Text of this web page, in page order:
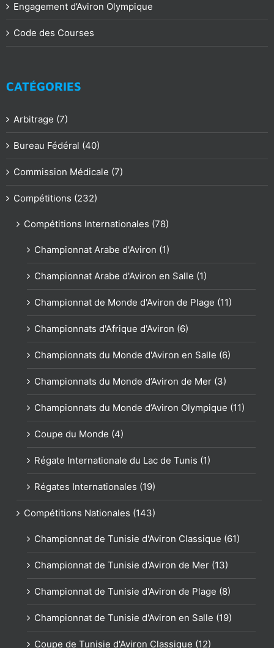
Engagement d’Aviron Olympique
Code des Courses
CATÉGORIES
Arbitrage (7)
Bureau Fédéral (40)
Commission Médicale (7)
Compétitions (232)
Compétitions Internationales (78)
Championnat Arabe d'Aviron (1)
Championnat Arabe d'Aviron en Salle (1)
Championnat de Monde d'Aviron de Plage (11)
Championnats d'Afrique d'Aviron (6)
Championnats du Monde d'Aviron en Salle (6)
Championnats du Monde d’Aviron de Mer (3)
Championnats du Monde d’Aviron Olympique (11)
Coupe du Monde (4)
Régate Internationale du Lac de Tunis (1)
Régates Internationales (19)
Compétitions Nationales (143)
Championnat de Tunisie d'Aviron Classique (61)
Championnat de Tunisie d'Aviron de Mer (13)
Championnat de Tunisie d'Aviron de Plage (8)
Championnat de Tunisie d'Aviron en Salle (19)
Coupe de Tunisie d'Aviron Classique (12)